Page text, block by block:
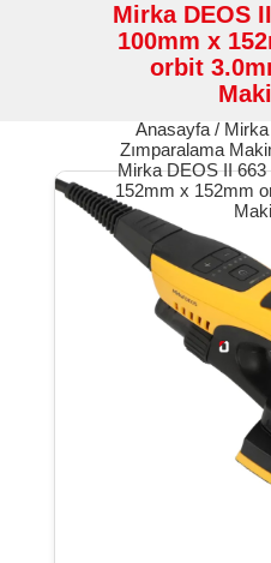
Mirka DEOS
100mm x
orbit
Anasayfa /
Zımparalama
Mirka DEOS II
152mm x 152mm